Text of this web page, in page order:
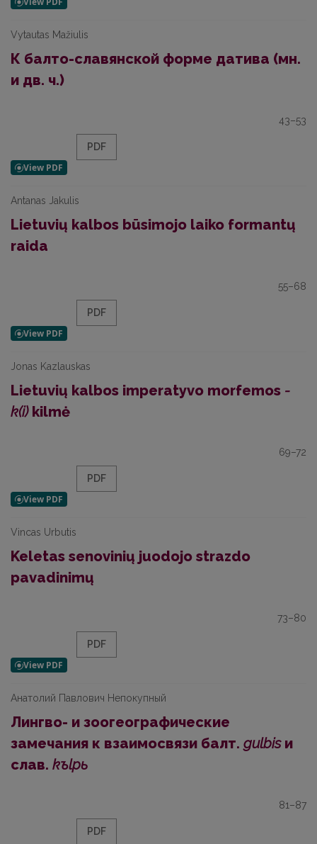
Vytautas Mažiulis
К балто-славянской форме датива (мн.
и дв. ч.)
43–53
PDF
Antanas Jakulis
Lietuvių kalbos būsimojo laiko formantų
raida
55–68
PDF
Jonas Kazlauskas
Lietuvių kalbos imperatyvo morfemos -
k(i)kilmė
69–72
PDF
Vincas Urbutis
Keletas senovinių juodojo strazdo
pavadinimų
73–80
PDF
Анатолий Павлович Непокупный
Лингво- и зоогеографические
замечания к взаимосвязи балт. gulbisи
слав. kъlpь
81–87
PDF